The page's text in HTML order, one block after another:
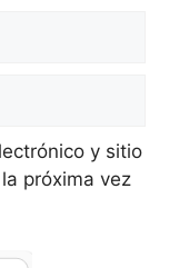
y sitio
próxima vez